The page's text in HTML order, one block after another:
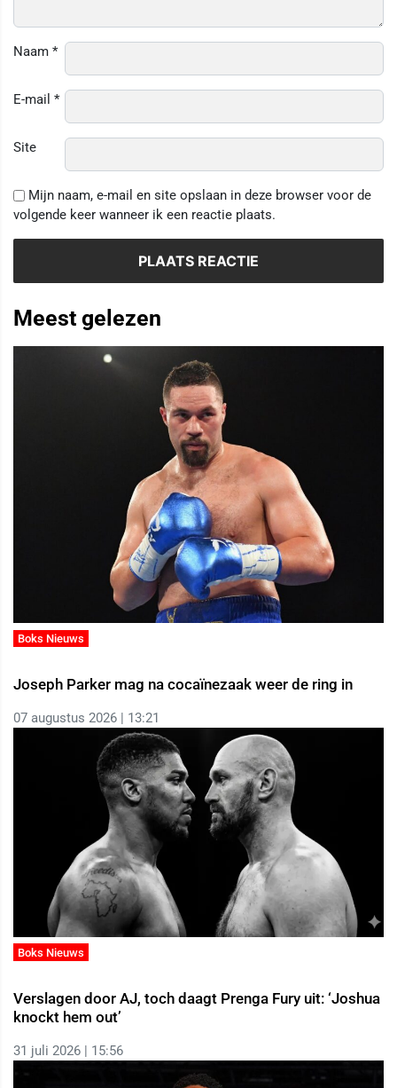
Naam *
E-mail *
Site
Mijn naam, e-mail en site opslaan in deze browser voor de
volgende keer wanneer ik een reactie plaats.
Meest gelezen
Boks Nieuws
Joseph Parker mag na cocaïnezaak weer de ring in
07 augustus 2026 | 13:21
Boks Nieuws
Verslagen door AJ, toch daagt Prenga Fury uit: ‘Joshua
knockt hem out’
31 juli 2026 | 15:56